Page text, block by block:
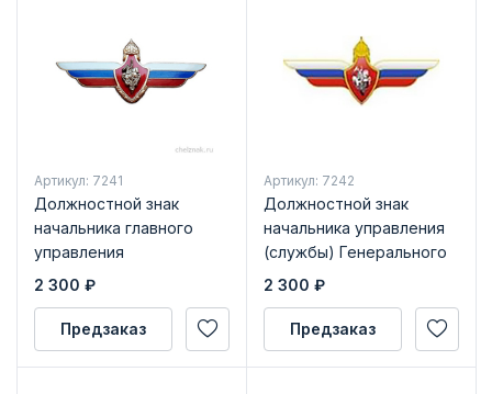
Артикул: 7241
Должностной знак
начальника главного
управления
Генерального штаба и
2 300 ₽
Предзаказ
Артикул: 7242
Должностной знак
начальника управления
(службы) Генерального
штаба и ему равного
2 300 ₽
Предзаказ